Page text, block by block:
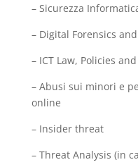
– Sicurezza
– Digital Forensics
– ICT Law, Policies
– Abusi sui minori e
online
– Insider threat
– Threat Analysis (in